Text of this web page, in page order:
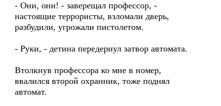
- Они, они! - заверещал профессор, -
настоящие террористы, взломали дверь,
разбудили, угрожали пистолетом.
- Руки, - детина передернул затвор автомата.
Втолкнув профессора ко мне в номер,
ввалился второй охранник, тоже поднял
автомат.